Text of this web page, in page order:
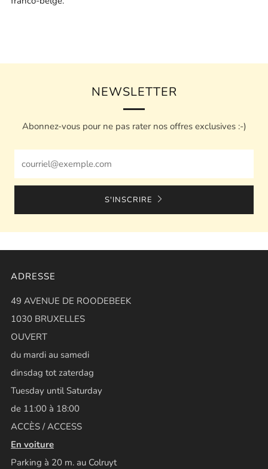
NEWSLETTER
Abonnez-vous pour ne pas rater nos offres exclusives :-)
S'INSCRIRE
ADRESSE
49 AVENUE DE ROODEBEEK
1030 BRUXELLES
OUVERT
du mardi au samedi
dinsdag tot zaterdag
Tuesday until Saturday
de 11:00 à 18:00
ACCÈS / ACCESS
En voiture
Parking à 20 m. au Colruyt